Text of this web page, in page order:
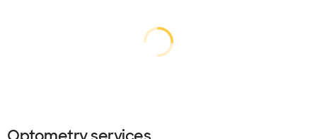
cargando...
cargando